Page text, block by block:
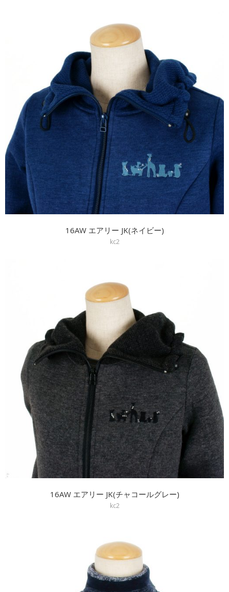
16AW エアリー JK(ネイビー)
kc2
16AW エアリー JK(チャコールグレー)
kc2